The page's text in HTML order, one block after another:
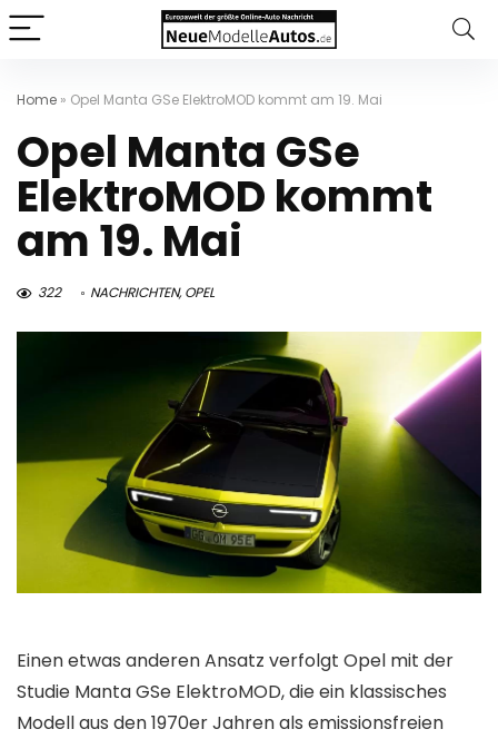
Home » Opel Manta GSe ElektroMOD kommt am 19. Mai
Opel Manta GSe
ElektroMOD kommt
am 19. Mai
322 NACHRICHTEN,OPEL
Einen etwas anderen Ansatz verfolgt Opel mit der
Studie Manta GSe ElektroMOD, die ein klassisches
Modell aus den 1970er Jahren als emissionsfreien